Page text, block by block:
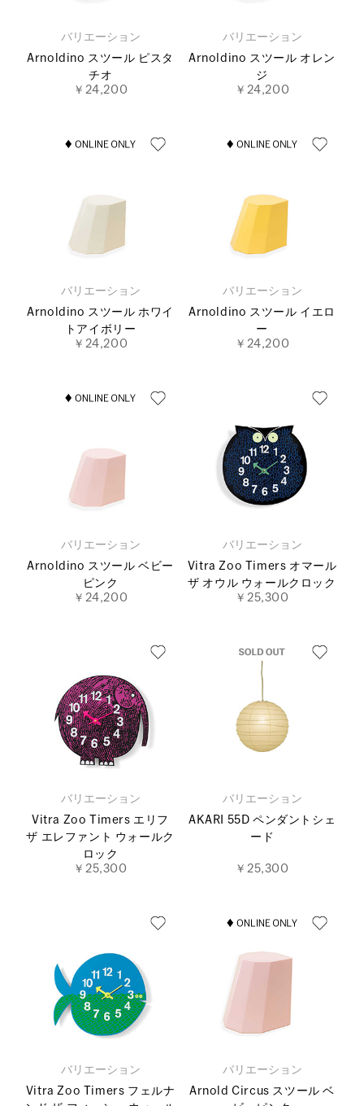
バリエーション
Arnoldino スツール ピスタ
チオ
￥24,200
バリエーション
Arnoldino スツール オレン
ジ
￥24,200
バリエーション
Arnoldino スツール ホワイ
トアイボリー
￥24,200
バリエーション
Arnoldino スツール イエロ
ー
￥24,200
バリエーション
Arnoldino スツール ベビー
ピンク
￥24,200
バリエーション
Vitra Zoo Timers オマール
ザ オウル ウォールクロック
￥25,300
バリエーション
Vitra Zoo Timers エリフ
ザ エレファント ウォールク
ロック
￥25,300
バリエーション
AKARI 55D ペンダントシェ
ード
￥25,300
バリエーション
Vitra Zoo Timers フェルナ
バリエーション
Arnold Circus スツール ベ